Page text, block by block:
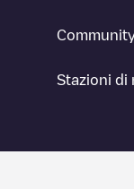
Stazioni di